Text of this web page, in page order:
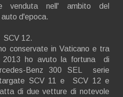
venduta nell' ambito del
auto d'epoca.
SCV 12.
conservate in Vaticano e tra
2013 ho avuto la fortuna di
Benz 300 SEL serie
SCV 11 e SCV 12 e
di due vetture di notevole